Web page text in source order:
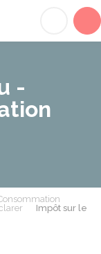
-
Impôt sur le